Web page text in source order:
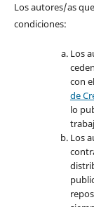
Los autores/as
condiciones:
Los
con
de
lo
Los